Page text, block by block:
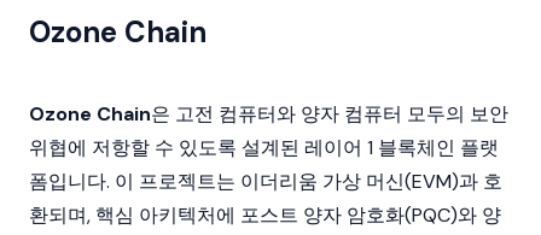
Ozone Chain
Ozone Chain은 고전 컴퓨터와 양자 컴퓨터 모두의 보안
위협에 저항할 수 있도록 설계된 레이어 1 블록체인 플랫
폼입니다. 이 프로젝트는 이더리움 가상 머신(EVM)과 호
환되며, 핵심 아키텍처에 포스트 양자 암호화(PQC)와 양